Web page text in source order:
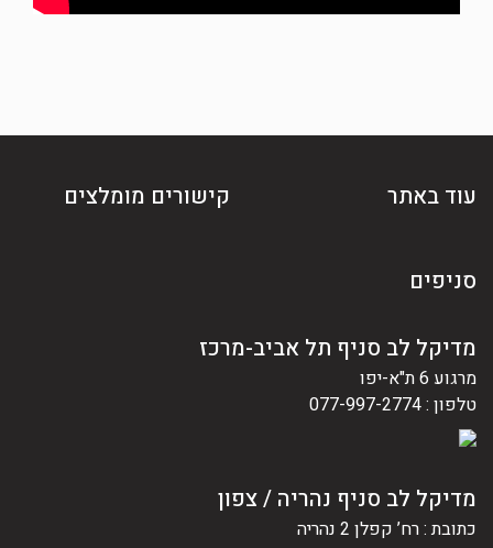
עוד באתר קישורים מומלצים
סניפים
מדיקל לב סניף תל אביב-מרכז
מרגוע 6 ת"א-יפו
טלפון : 077-997-2774
מדיקל לב סניף נהריה / צפון
כתובת : רח’ קפלן 2 נהריה